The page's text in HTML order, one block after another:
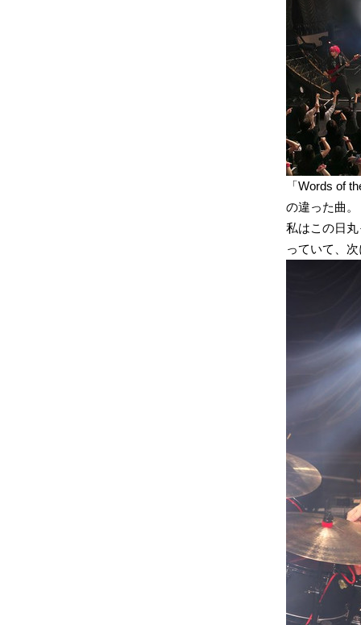
「Words of
の違った曲。
私はこの日
っていて、